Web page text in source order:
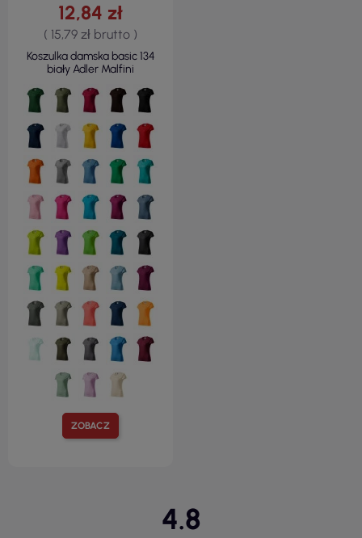
ZOBACZ
12,84 zł
( 15,79 zł brutto )
Koszulka damska basic 134
biały Adler Malfini
4.8